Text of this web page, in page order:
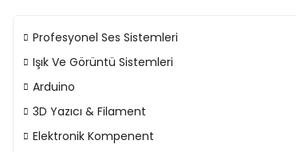
Profesyonel Ses Sistemleri
Işık Ve Görüntü Sistemleri
Arduino
3D Yazıcı & Filament
Elektronik Kompenent